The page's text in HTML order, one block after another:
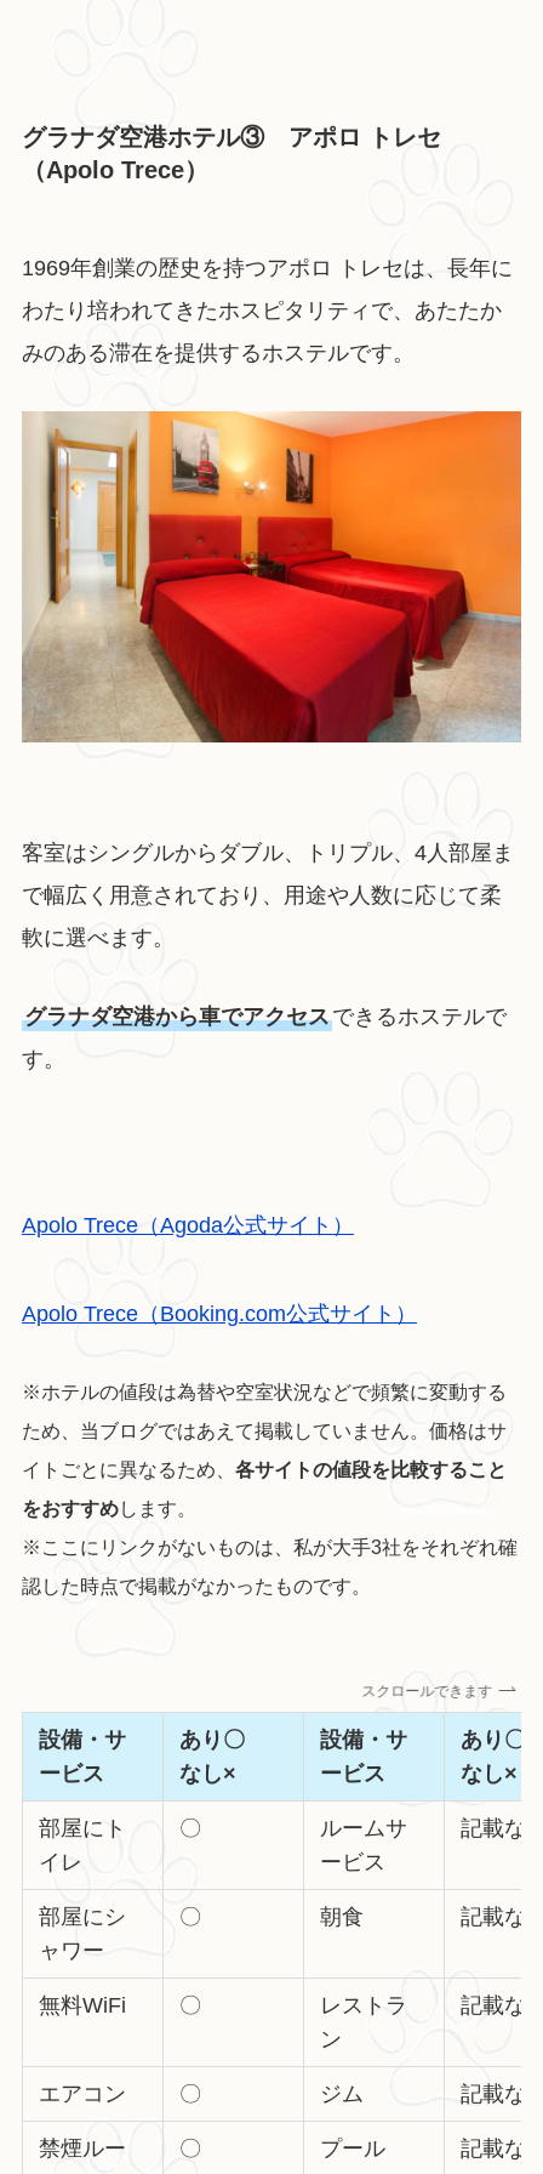
グラナダ空港ホテル③ アポロ トレセ
（Apolo Trece）
1969年創業の歴史を持つアポロ トレセは、長年に
わたり培われてきたホスピタリティで、あたたか
みのある滞在を提供するホステルです。
客室はシングルからダブル、トリプル、4人部屋ま
で幅広く用意されており、用途や人数に応じて柔
軟に選べます。
グラナダ空港から車でアクセスできるホステルで
す。
Apolo Trece（Agoda公式サイト）
Apolo Trece（Booking.com公式サイト）
※ホテルの値段は為替や空室状況などで頻繁に変動する
ため、当ブログではあえて掲載していません。価格はサ
イトごとに異なるため、 各サイトの値段を比較すること
をおすすめします。
※ここにリンクがないものは、私が大手3社をそれぞれ確
認した時点で掲載がなかったものです。
スクロールできます
設備・サ
ービス
あり〇
なし×
設備・サ
ービス
あり
なし×
部屋にト
イレ
〇
ルームサ
ービス
記載な
部屋にシ
ャワー
〇 朝食 記載な
無料WiFi 〇
レストラ
ン
記載な
エアコン 〇 ジム 記載な
禁煙ルー
〇 プール 記載な